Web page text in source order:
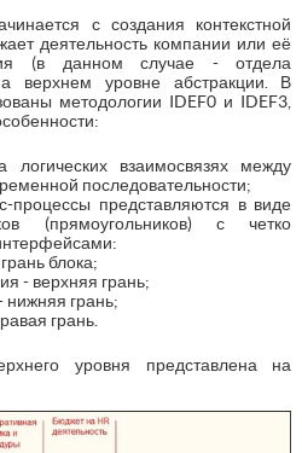
с создания контекстной
деятельность компании или её
(в данном случае - отдела
верхнем уровне абстракции. В
методологии IDEF0 и IDEF3,
логических взаимосвязях между
последовательности;
процессы представляются в виде
(прямоугольников) с четко
блока;
- верхняя грань;
грань;
грань.
уровня представлена на